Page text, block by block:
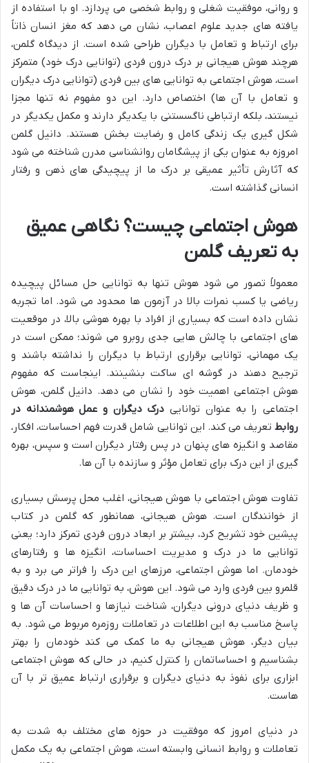
و روانی، موفقیت شغلی و روابط شخصی می پردازد. او با استفاده از
یافته های جدید علوم اعصاب، نشان می دهد که مغز انسان ذاتاً
برای ارتباط و تعامل با دیگران طراحی شده است. از دیدگاه گلمن،
هرچند هوش هیجانی بر درک درون فردی (توانایی درک خود) متمرکز
است، هوش اجتماعی به توانایی های بین فردی (توانایی درک دیگران
و تعامل با آن ها) اختصاص دارد. این دو مفهوم نه تنها مجزا
نیستند، بلکه ارتباطی ناگسستنی با یکدیگر دارند و مکمل یکدیگر در
شکل گیری یک زندگی کامل و رضایت بخش هستند. دانیل گلمن
امروزه به عنوان یکی از پیشگامان روانشناسی مدرن شناخته می شود
که آثارش تأثیر عمیقی بر درک ما از پیچیدگی های ذهن و رفتار
انسانی گذاشته است.
هوش اجتماعی چیست؟ نگاهی عمیق
به تعریف گلمن
معمولاً تصور می شود هوش تنها به توانایی حل مسائل پیچیده
ریاضی یا کسب نمرات بالا در آزمون ها محدود می شود. اما تجربه
نشان داده است که بسیاری از افراد با بهره هوشی بالا، در موقعیت
های اجتماعی با چالش هایی جدی روبرو می شوند؛ ممکن است در
یک مهمانی، توانایی برقراری ارتباط با دیگران را نداشته باشند و
ترجیح دهند در گوشه ای ساکت بنشینند. اینجاست که مفهوم
هوش اجتماعی اهمیت خود را نشان می دهد. دانیل گلمن، هوش
اجتماعی را به عنوان توانایی درک دیگران و عمل هوشمندانه در
روابط تعریف می کند. این توانایی شامل قدرت فهم احساسات، افکار،
مقاصد و انگیزه های پنهان در پس رفتار دیگران است و سپس، بهره
گیری از این درک برای تعامل مؤثر و سازنده با آن ها.
تفاوت هوش اجتماعی با هوش هیجانی، اغلب محل پرسش بسیاری
از خوانندگان است. هوش هیجانی، همانطور که گلمن در کتاب
پیشین خود تشریح کرد، بیشتر بر ابعاد درون فردی تمرکز دارد؛ یعنی
توانایی ما در درک و مدیریت احساسات، انگیزه ها و رفتارهای
خودمان. اما هوش اجتماعی، مرزهای این درک را فراتر می برد و به
قلمرو بین فردی وارد می شود. این هوش، به توانایی ما در درک دقیق
و ظریف دنیای درونی دیگران، شناخت نیازها و احساسات آن ها و
پاسخ مناسب به این اطلاعات در تعاملات روزمره مربوط می شود. به
بیان دیگر، هوش هیجانی به ما کمک می کند خودمان را بهتر
بشناسیم و احساساتمان را کنترل کنیم، در حالی که هوش اجتماعی
ابزاری برای نفوذ به دنیای دیگران و برقراری ارتباط عمیق تر با آن
هاست.
در دنیای امروز که موفقیت در حوزه های مختلف به شدت به
تعاملات و روابط انسانی وابسته است، هوش اجتماعی به یک مکمل